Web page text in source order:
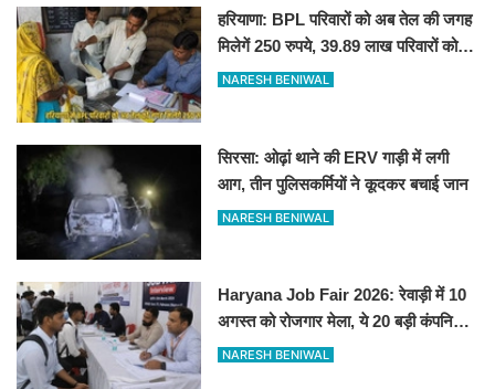
हरियाणा: BPL परिवारों को अब तेल की जगह
मिलेगें 250 रुपये, 39.89 लाख परिवारों को
फायदा
NARESH BENIWAL
सिरसा: ओढ़ां थाने की ERV गाड़ी में लगी
आग, तीन पुलिसकर्मियों ने कूदकर बचाई जान
NARESH BENIWAL
Haryana Job Fair 2026: रेवाड़ी में 10
अगस्त को रोजगार मेला, ये 20 बड़ी कंपनियां
देगी सीधे नौकरी
NARESH BENIWAL